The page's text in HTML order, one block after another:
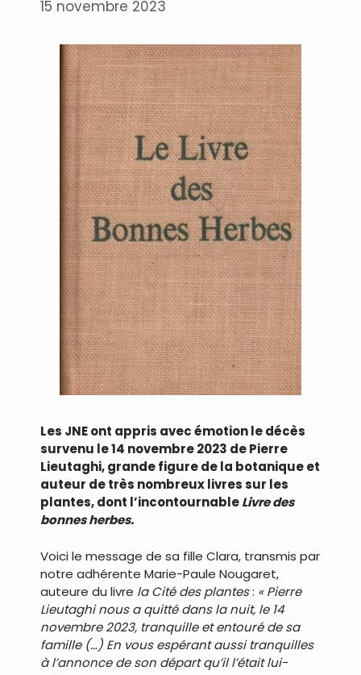
15 novembre 2023
Les JNE ont appris avec émotion le décès
survenu le 14 novembre 2023 de Pierre
Lieutaghi, grande figure de la botanique et
auteur de très nombreux livres sur les
plantes, dont l’incontournableLivre des
bonnes herbes.
Voici le message de sa fille Clara, transmis par
notre adhérente Marie-Paule Nougaret,
auteure du livre la Cité des plantes: « Pierre
Lieutaghi nous a quitté dans la nuit, le 14
novembre 2023, tranquille et entouré de sa
famille (…) En vous espérant aussi tranquilles
à l’annonce de son départ qu’il l’était lui-